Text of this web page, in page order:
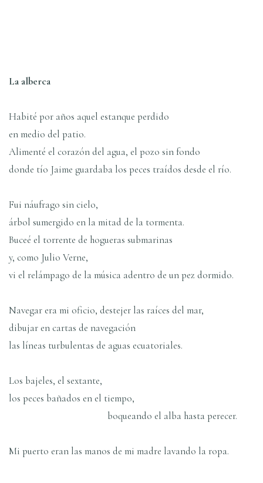
La alberca
Habité por años aquel estanque perdido
en medio del patio.
Alimenté el corazón del agua, el pozo sin fondo
donde tío Jaime guardaba los peces traídos desde el río.
Fui náufrago sin cielo,
árbol sumergido en la mitad de la tormenta.
Buceé el torrente de hogueras submarinas
y, como Julio Verne,
vi el relámpago de la música adentro de un pez dormido.
Navegar era mi oficio, destejer las raíces del mar,
dibujar en cartas de navegación
las líneas turbulentas de aguas ecuatoriales.
Los bajeles, el sextante,
los peces bañados en el tiempo,
boqueando el alba hasta perecer.
Mi puerto eran las manos de mi madre lavando la ropa.